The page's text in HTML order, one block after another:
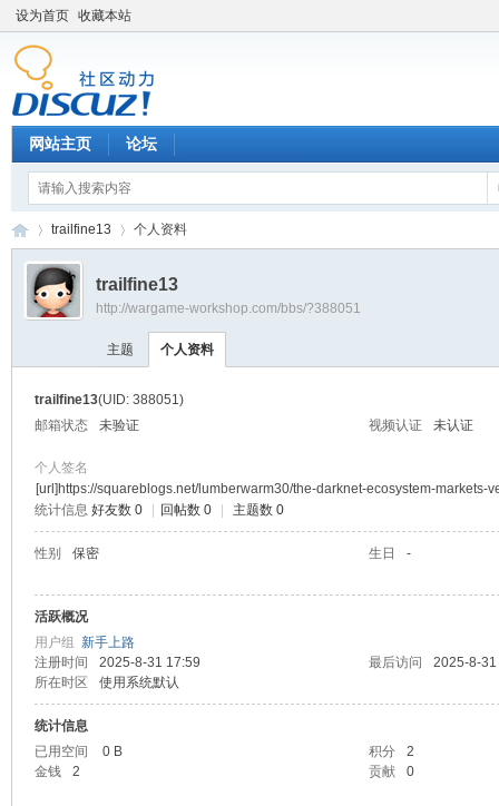
设为首页 收藏本站
网站主页 论坛
›
trailfine13 个人资料
trailfine13
http://wargame-workshop.com/bbs/?388051
主题 个人资料
trailfine13(UID: 388051)
邮箱状态
未验证 视频认证 未认证
个人签名
[url]https://squareblogs.net/lumberwarm30/the-darknet-ecosystem-markets-
统计信息 好友数 0 回帖数 0 主题数 0
性别 保密 生日 -
活跃概况
用户组 新手上路
注册时间
2025-8-31 17:59 最后访问
2025-8-
所在时区
使用系统默认
统计信息
已用空间
0 B 积分
2
金钱
2 贡献 0